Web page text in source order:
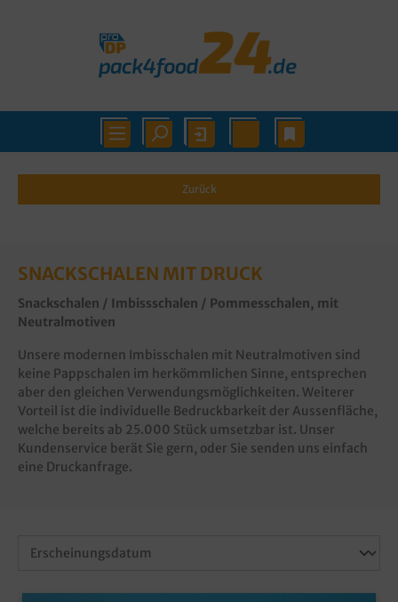
Zurück
SNACKSCHALEN MIT DRUCK
Snackschalen / Imbissschalen / Pommesschalen, mit
Neutralmotiven
Unsere modernen Imbisschalen mit Neutralmotiven sind
keine Pappschalen im herkömmlichen Sinne, entsprechen
aber den gleichen Verwendungsmöglichkeiten. Weiterer
Vorteil ist die individuelle Bedruckbarkeit der Aussenfläche,
welche bereits ab 25.000 Stück umsetzbar ist. Unser
Kundenservice berät Sie gern, oder Sie senden uns einfach
eine Druckanfrage.